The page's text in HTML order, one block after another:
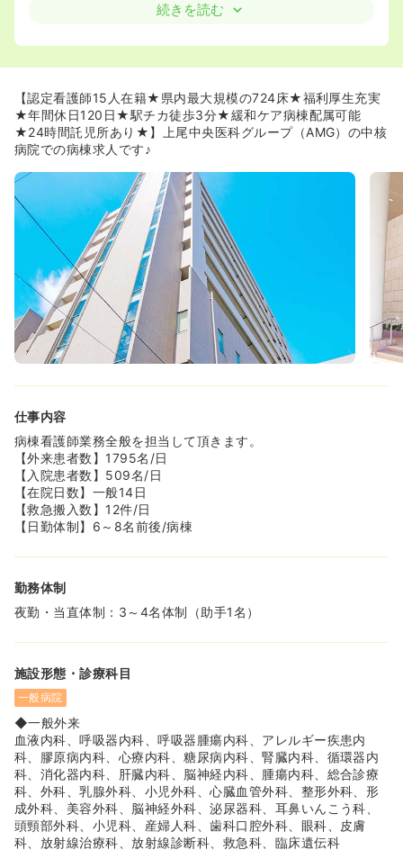
年に2回(4月・10月)研修を行っております。
管理/がん性疼痛/訪問看護/皮膚排泄ケア/緩和ケア/摂食嚥
安心の職場です。
≪通勤アクセスは便利です≫
◆ＪＲ高崎線、西口より徒歩3分と駅前なので仕事帰りの
≪24時間の保育施設あり≫
◆育児と仕事を両立させたい方でも安心して働くことがで
きます。保育施設は病院から近く学童保育や病児保育も取
り入れていますので、お仕事をしながらしっかりお子様の
成長を見ていくことができます。園庭も広く、お子様たち
が元気に遊べる環境が整っています。
◆比較的症状が軽く、医師または看護師により保育許可を
得たお子様は、病児保育にて常駐の看護師のもと保育を受
けることができますので、安心して勤務することが出来ま
す。
◆通常は勤務日に保育を行いますが、お母さんがリフレッ
シュできるよう2ヶ月に1回、勤務がお休みの日にお子様を
続きを読む
【認定看護師15人在籍★県内最大規模の724床★福利厚生充実
★年間休日120日★駅チカ徒歩3分★緩和ケア病棟配属可能
★24時間託児所あり★】上尾中央医科グループ（AMG）の中核
病院での病棟求人です♪
仕事内容
病棟看護師業務全般を担当して頂きます。
【外来患者数】1795名/日
【入院患者数】509名/日
【在院日数】一般14日
【救急搬入数】12件/日
【日勤体制】6～8名前後/病棟
勤務体制
夜勤・当直体制：3～4名体制（助手1名）
施設形態・診療科目
一般病院
◆一般外来
血液内科、呼吸器内科、呼吸器腫瘍内科、アレルギー疾患内
科、膠原病内科、心療内科、糖尿病内科、腎臓内科、循環器内
科、消化器内科、肝臓内科、脳神経内科、腫瘍内科、総合診療
科、外科、乳腺外科、小児外科、心臓血管外科、整形外科、形
成外科、美容外科、脳神経外科、泌尿器科、耳鼻いんこう科、
頭頸部外科、小児科、産婦人科、歯科口腔外科、眼科、皮膚
科、放射線治療科、放射線診断科、救急科、臨床遺伝科